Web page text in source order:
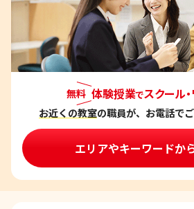
無料 体験授業でスクール
お近くの教室の職員が、お電話で
エリアやキーワードか